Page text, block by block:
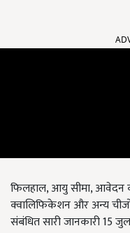
फिलहाल, आयु सीमा, आवेदन
क्वालिफिकेशन और अन्य
संबंधित सारी जानकारी 15